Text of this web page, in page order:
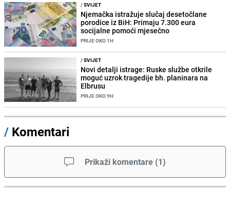
/SVIJET
Njemačka istražuje slučaj desetočlane
porodice iz BiH: Primaju 7.300 eura
socijalne pomoći mjesečno
PRIJE OKO 1H
/SVIJET
Novi detalji istrage: Ruske službe otkrile
moguć uzrok tragedije bh. planinara na
Elbrusu
PRIJE OKO 9H
/ Komentari
Prikaži komentare (1)